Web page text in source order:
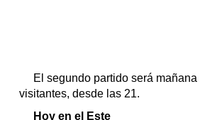
El segundo partido será
visitantes, desde las 21.
Hoy en el Este